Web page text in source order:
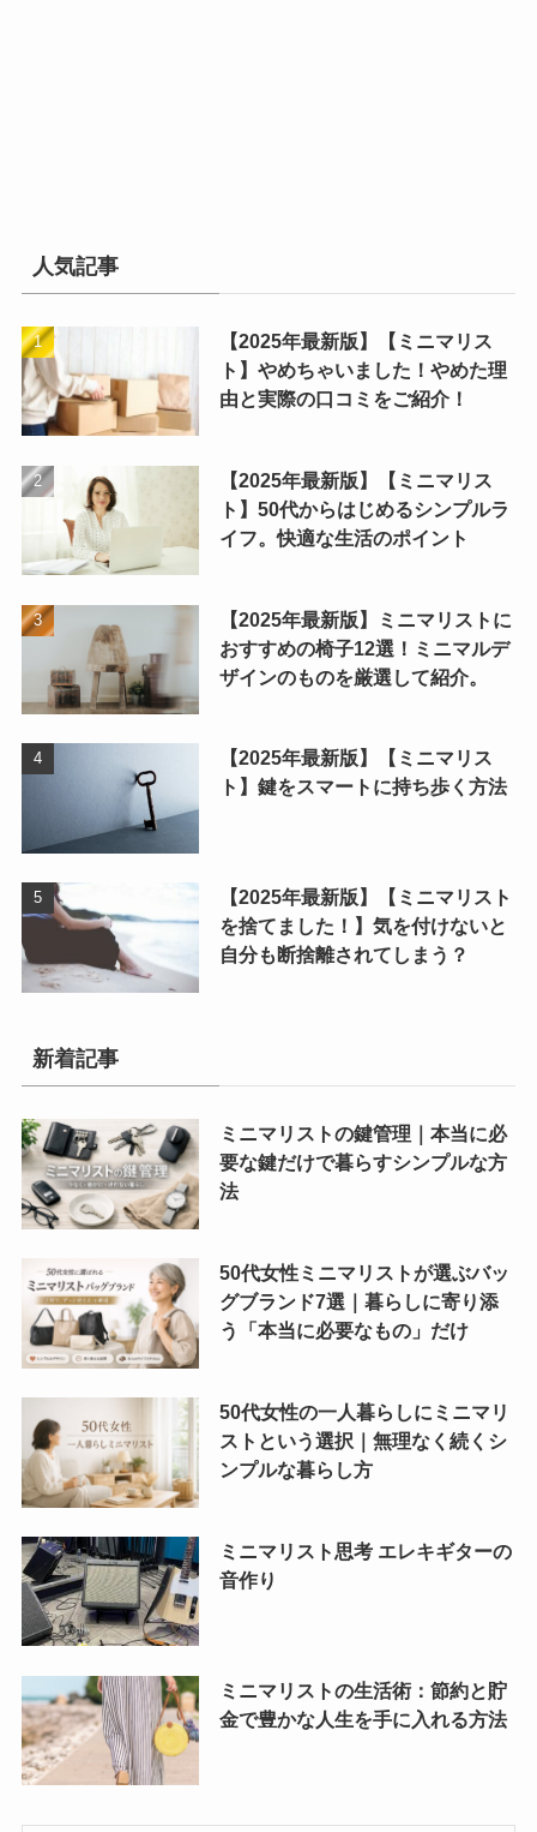
人気記事
【2025年最新版】【ミニマリス
ト】やめちゃいました！やめた理
由と実際の口コミをご紹介！
【2025年最新版】【ミニマリス
ト】50代からはじめるシンプルラ
イフ。快適な生活のポイント
【2025年最新版】ミニマリストに
おすすめの椅子12選！ミニマルデ
ザインのものを厳選して紹介。
【2025年最新版】【ミニマリス
ト】鍵をスマートに持ち歩く方法
【2025年最新版】【ミニマリスト
を捨てました！】気を付けないと
自分も断捨離されてしまう？
新着記事
ミニマリストの鍵管理｜本当に必
要な鍵だけで暮らすシンプルな方
法
50代女性ミニマリストが選ぶバッ
グブランド7選｜暮らしに寄り添
う「本当に必要なもの」だけ
50代女性の一人暮らしにミニマリ
ストという選択｜無理なく続くシ
ンプルな暮らし方
ミニマリスト思考 エレキギターの
音作り
ミニマリストの生活術：節約と貯
金で豊かな人生を手に入れる方法